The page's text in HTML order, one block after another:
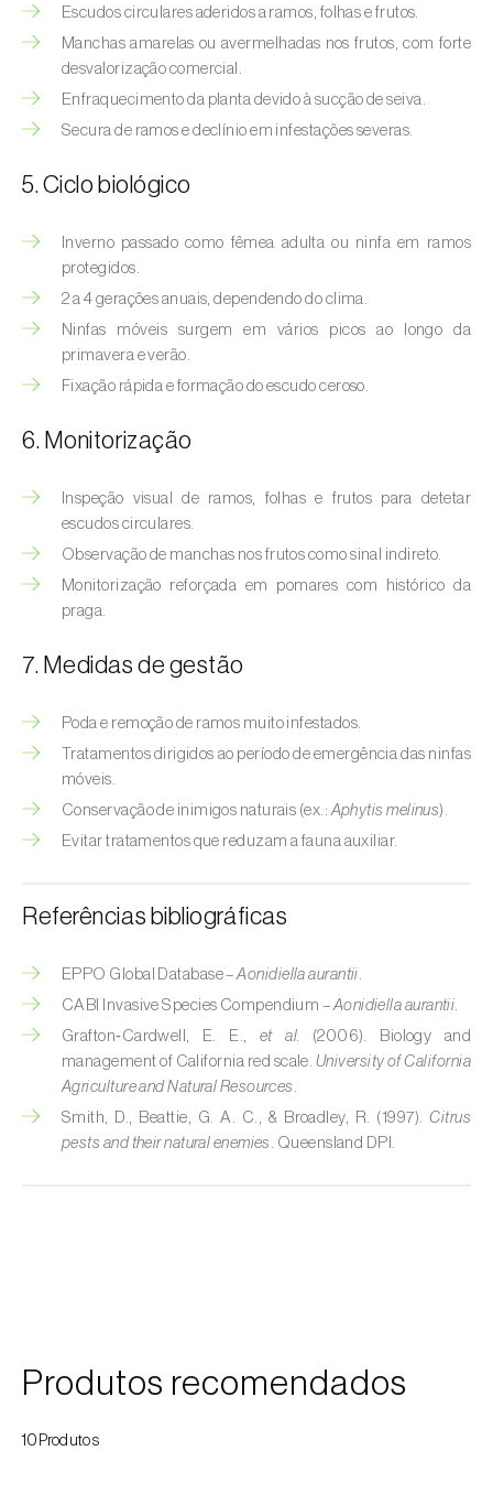
Afídeo-verde-dos-citrinos (Aphis
spiraecola)
Afídeos
Aranhiço-vermelho (
Besouro‑verde‑das‑tílias (Lytta vesicatoria)
Bichado-da-ameixeira (Grapholita (=Cydia)
funebrana)
Bichado-da-castanha-do-cedo (
fasciana )
Bichado-da-castanha-do-tarde (
Bichado-da-castanha-intermédio (
fagiglandana )
Bichado-da-fruta (Cydia pomonella)
brassicae)
Borboleta-branca-pequena-da-couve
Broca-africana-do-caule-do-milho
(
Busseola fusca)
Diatraea saccharalis )
Broca-do-milho (Sesamia nonagrioides)
Broca-dos-ramos-do-pessegueiro (Anarsia
lineatella)
Broca-listrada-do-caule-do-arroz (Chilo
Cigarrinha-espumadora (Philaenus
Escudos circulares aderidos a ramos, folhas e frutos.
Manchas amarelas ou avermelhadas nos frutos, com forte
desvalorização comercial.
Enfraquecimento da planta devido à sucção de seiva.
Secura de ramos e declínio em infestações severas.
5. Ciclo biológico
Inverno passado como fêmea adulta ou ninfa em ramos
protegidos.
2 a 4 gerações anuais, dependendo do clima.
Ninfas móveis surgem em vários picos ao longo da
primavera e verão.
Fixação rápida e formação do escudo ceroso.
6. Monitorização
Inspeção visual de ramos, folhas e frutos para detetar
escudos circulares.
Observação de manchas nos frutos como sinal indireto.
Monitorização reforçada em pomares com histórico da
praga.
7. Medidas de gestão
Poda e remoção de ramos muito infestados.
Tratamentos dirigidos ao período de emergência das ninfas
móveis.
Conservação de inimigos naturais (ex.:Aphytis melinus).
Evitar tratamentos que reduzam a fauna auxiliar.
Referências bibliográficas
EPPO Global Database –Aonidiella aurantii
CABI Invasive Species Compendium – Aonidiella aurantii
Grafton‑Cardwell, E. E., et al.
(2006). Biology and
management of California red scale. University of California
Agriculture and Natural Resources
Smith, D., Beattie, G. A. C., & Broadley, R. (1997).Citrus
pests and their natural enemies . Queensland DPI.
Produtos recomendados
10Produtos